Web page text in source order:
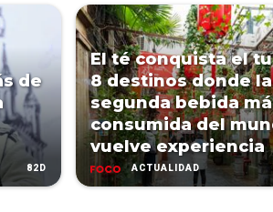
de
82D
El té conquista el
8 destinos donde la
segunda bebida
consumida del
vuelve experiencia
ACTUALIDAD